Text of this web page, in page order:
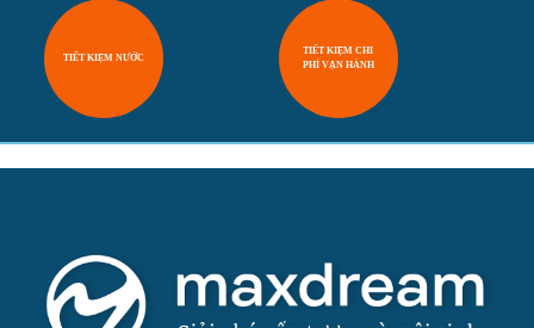
TIẾT KIỆM NƯỚC
TIẾT KIỆM CHI
PHÍ VẬN HÀNH